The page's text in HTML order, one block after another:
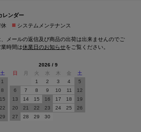
レンダー
休 ■ システムメンテナンス
、メールの返信及び商品の出荷は出来ませんのでご
時間は休業日のお知らせをご覧ください。
土
1
8
15
22
29
2026 / 9
日
月 火 水 木 金
土
1
2 3 4
5
6
7 8 9 10 11
12
13
14 15 16 17 18
19
20
21 22 23 24 25
26
27
28 29 30